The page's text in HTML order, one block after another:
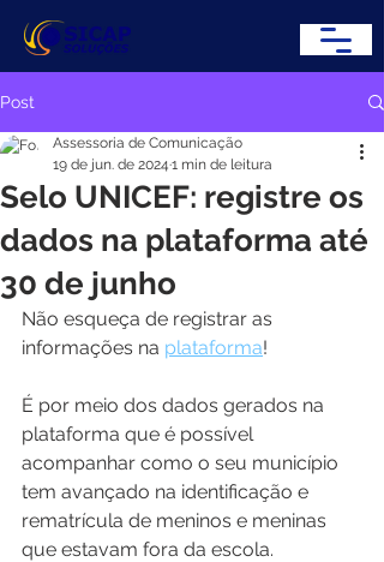
Post
Selo UNICEF: registre os
dados na plataforma até
30 de junho
Assessoria de Comunicação
19 de jun. de 2024 1 min de leitura
Não esqueça de registrar as
informações na plataforma!
É por meio dos dados gerados na
plataforma que é possível
acompanhar como o seu município
tem avançado na identificação e
rematrícula de meninos e meninas
que estavam fora da escola.